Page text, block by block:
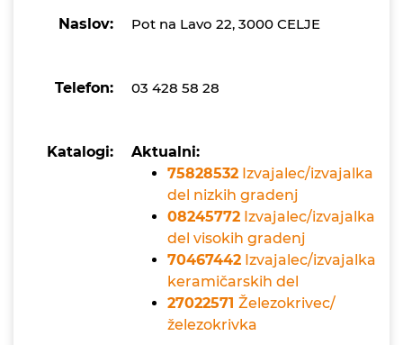
Naslov: Pot na Lavo 22, 3000 CELJE
Telefon: 03 428 58 28
Katalogi:
Aktualni:
75828532 Izvajalec/izvajalka
del nizkih gradenj
08245772 Izvajalec/izvajalka
del visokih gradenj
70467442 Izvajalec/izvajalka
keramičarskih del
27022571 Železokrivec/
železokrivka